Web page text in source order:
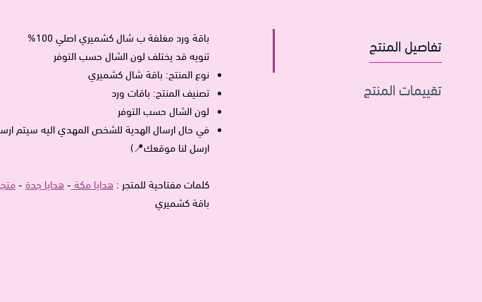
تفاصيل المنتج
تقييمات المنتج
باقة ورد مغلفة ب شال كشميري اصلي 100%
تنويه قد يختلف لون الشال حسب التوفر
نوع المنتج: باقة شال كشميري
تصنيف المنتج: باقات ورد
لون الشال حسب التوفر
في حال ارسال الهدية للشخص المهدي اليه
ارسل لنا موقعك📍)
كلمات مفتاحية للمتجر : هدايا مكة -هدايا جدة -
باقة كشميري